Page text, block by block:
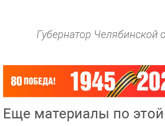
Губернатор Челябинской
Еще материалы по